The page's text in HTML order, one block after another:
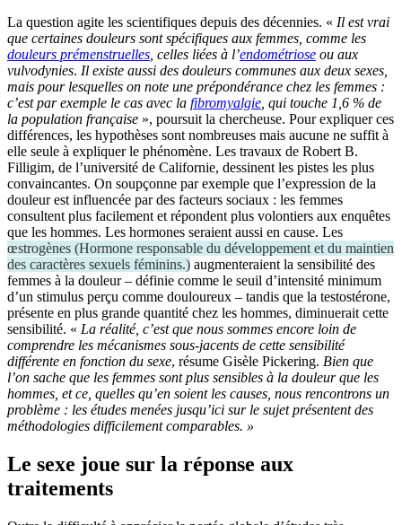
La question agite les scientifiques depuis des décennies. « Il est vrai
que certaines douleurs sont spécifiques aux femmes, comme les
douleurs prémenstruelles , celles liées à l’endométriose ou aux
vulvodynies. Il existe aussi des douleurs communes aux deux sexes,
mais pour lesquelles on note une prépondérance chez les femmes :
c’est par exemple le cas avec la fibromyalgie , qui touche 1,6 % de
la population française », poursuit la chercheuse. Pour expliquer ces
différences, les hypothèses sont nombreuses mais aucune ne suffit à
elle seule à expliquer le phénomène. Les travaux de Robert B.
Filligim, de l’université de Californie, dessinent les pistes les plus
convaincantes. On soupçonne par exemple que l’expression de la
douleur est influencée par des facteurs sociaux : les femmes
consultent plus facilement et répondent plus volontiers aux enquêtes
que les hommes. Les hormones seraient aussi en cause. Les
œstrogènes (Hormone responsable du développement et du maintien
des caractères sexuels féminins.) augmenteraient la sensibilité des
femmes à la douleur – définie comme le seuil d’intensité minimum
d’un stimulus perçu comme douloureux – tandis que la testostérone,
présente en plus grande quantité chez les hommes, diminuerait cette
sensibilité. « La réalité, c’est que nous sommes encore loin de
comprendre les mécanismes sous-jacents de cette sensibilité
différente en fonction du sexe, résume Gisèle Pickering. Bien que
l’on sache que les femmes sont plus sensibles à la douleur que les
hommes, et ce, quelles qu’en soient les causes, nous rencontrons un
problème : les études menées jusqu’ici sur le sujet présentent des
méthodologies difficilement comparables. »
Le sexe joue sur la réponse aux
traitements